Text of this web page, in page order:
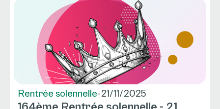
Rentrée solennelle-21/11/2025